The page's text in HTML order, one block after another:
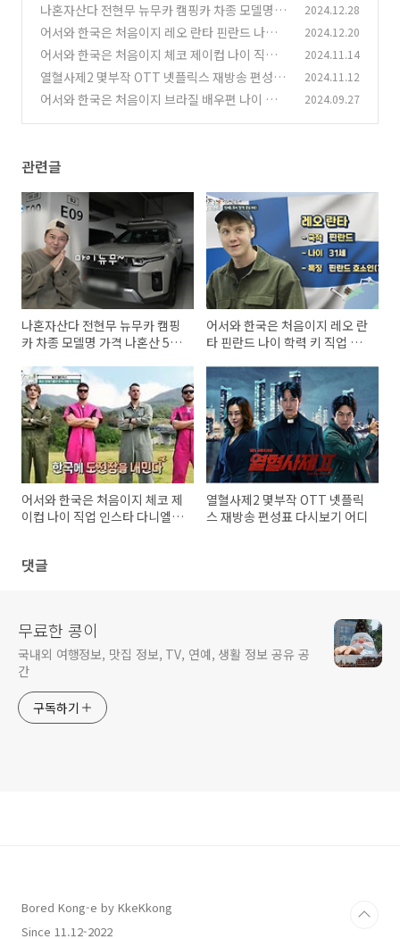
나혼자산다 전현무 뉴무카 캠핑카 차종 모델명 가
격 나혼산 576회 (2)
2024.12.28
어서와 한국은 처음이지 레오 란타 핀란드 나이
학력 키 직업 국적 인스타 유튜브
(1)
2024.12.20
어서와 한국은 처음이지 체코 제이컵 나이 직업
인스타 다니엘 필립 야쿱
(0)
2024.11.14
열혈사제2 몇부작 OTT 넷플릭스 재방송 편성표
다시보기 어디
(1)
2024.11.12
어서와 한국은 처음이지 브라질 배우편 나이 인스
2024.09.27
관련글
나혼자산다 전현무 뉴무카 캠핑
카 차종 모델명 가격 나혼산 576
어서와 한국은 처음이지 레오 란
타 핀란드 나이 학력 키 직업 국
어서와 한국은 처음이지 체코 제
이컵 나이 직업 인스타 다니엘
열혈사제2 몇부작 OTT 넷플릭
스 재방송 편성표 다시보기 어디
댓글
무료한 콩이
국내외 여행정보, 맛집 정보, TV, 연예, 생활 정보 공유 공
간
구독하기
Bored Kong-e by KkeKkong
Since 11.12-2022